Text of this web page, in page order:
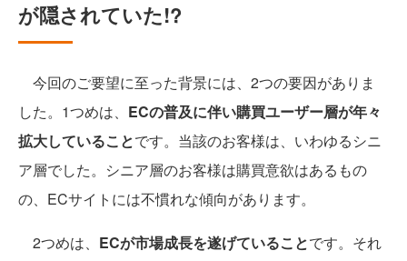
が隠されていた!?
今回のご要望に至った背景には、2つの要因がありま
した。1つめは、 ECの普及に伴い購買ユーザー層が年々
拡大していることです。当該のお客様は、いわゆるシニ
ア層でした。シニア層のお客様は購買意欲はあるもの
の、ECサイトには不慣れな傾向があります。
2つめは、 ECが市場成長を遂げていることです。それ